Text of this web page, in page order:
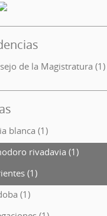
de la Magistratura (1)
blanca (1)
rivadavia (1)
(1)
(1)